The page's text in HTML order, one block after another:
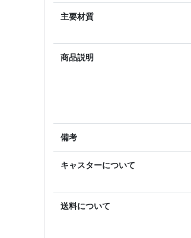
主要材質
商品説明
備考
キャスターについて
送料について